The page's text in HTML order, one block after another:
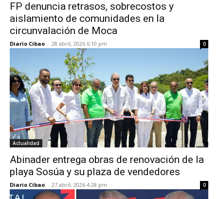
FP denuncia retrasos, sobrecostos y
aislamiento de comunidades en la
circunvalación de Moca
Diario Cibao - 28 abril, 2026 6:10 pm 0
Actualidad
Abinader entrega obras de renovación de la
playa Sosúa y su plaza de vendedores
Diario Cibao - 27 abril, 2026 4:28 pm 0